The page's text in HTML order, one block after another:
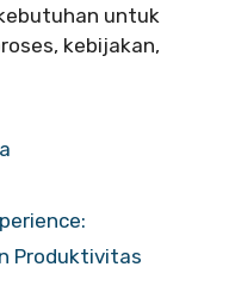
untuk
kebijakan,
Produktivitas